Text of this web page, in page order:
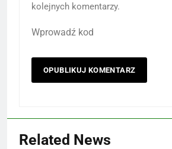
kolejnych komentarzy.
Wprowadź kod
Related News